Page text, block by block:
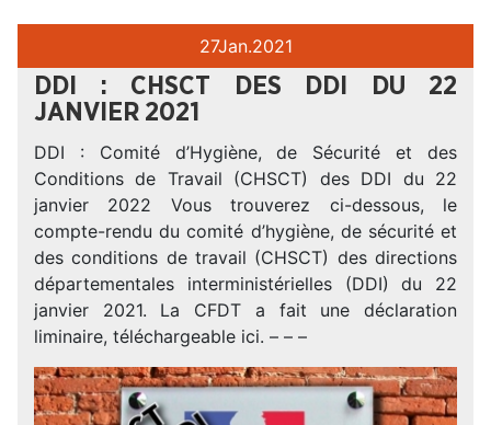
27Jan.2021
DDI : CHSCT DES DDI DU 22
JANVIER 2021
DDI : Comité d’Hygiène, de Sécurité et des
Conditions de Travail (CHSCT) des DDI du 22
janvier 2022 Vous trouverez ci-dessous, le
compte-rendu du comité d’hygiène, de sécurité et
des conditions de travail (CHSCT) des directions
départementales interministérielles (DDI) du 22
janvier 2021. La CFDT a fait une déclaration
liminaire, téléchargeable ici. – – –